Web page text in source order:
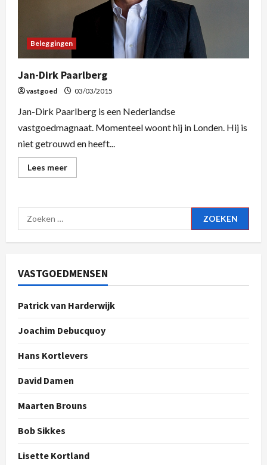
Beleggingen
Jan-Dirk Paarlberg
vastgoed 03/03/2015
Jan-Dirk Paarlberg is een Nederlandse
vastgoedmagnaat. Momenteel woont hij in Londen. Hij is
niet getrouwd en heeft...
Lees meer
VASTGOEDMENSEN
Patrick van Harderwijk
Joachim Debucquoy
Hans Kortlevers
David Damen
Maarten Brouns
Bob Sikkes
Lisette Kortland